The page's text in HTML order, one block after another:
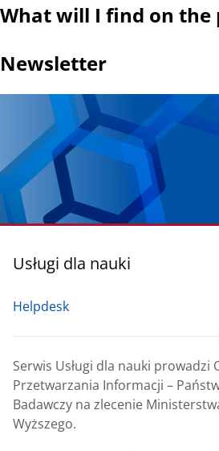
What will I find on the
Newsletter
Usługi dla nauki
Helpdesk
Serwis Usługi dla nauki prowadzi
Przetwarzania Informacji –
Badawczy na zlecenie
Wyższego.